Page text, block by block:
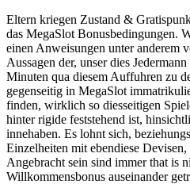
Eltern kriegen Zustand &
das MegaSlot Bonusbedingungen.
einen Anweisungen unter anderem
Aussagen der, unser dies
Minuten qua diesem Auffuhren zu
gegenseitig in MegaSlot
finden, wirklich so diesseitigen
hinter rigide feststehend ist,
innehaben. Es lohnt sich,
Einzelheiten mit ebendiese
Angebracht sein sind immer that is
Willkommensbonus auseinander